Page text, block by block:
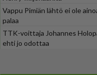
Vappu Pimiän lähtö ei ole
palaa
TTK-voittaja Johannes
ehti jo odottaa